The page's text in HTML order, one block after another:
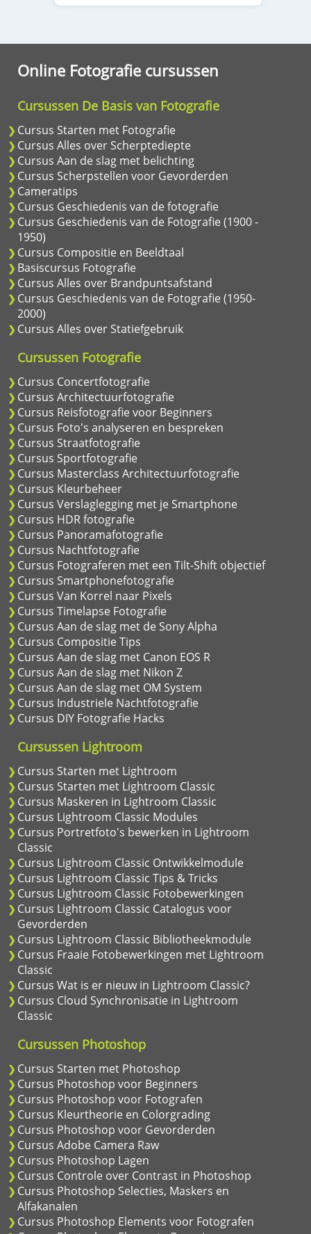
Online Fotografie cursussen
Cursussen De Basis van Fotografie
Cursus Starten met Fotografie
Cursus Alles over Scherptediepte
Cursus Aan de slag met belichting
Cursus Scherpstellen voor Gevorderden
Cameratips
Cursus Geschiedenis van de fotografie
Cursus Geschiedenis van de Fotografie (1900 -
1950)
Cursus Compositie en Beeldtaal
Basiscursus Fotografie
Cursus Alles over Brandpuntsafstand
Cursus Geschiedenis van de Fotografie (1950-
2000)
Cursus Alles over Statiefgebruik
Cursussen Fotografie
Cursus Concertfotografie
Cursus Architectuurfotografie
Cursus Reisfotografie voor Beginners
Cursus Foto's analyseren en bespreken
Cursus Straatfotografie
Cursus Sportfotografie
Cursus Masterclass Architectuurfotografie
Cursus Kleurbeheer
Cursus Verslaglegging met je Smartphone
Cursus HDR fotografie
Cursus Panoramafotografie
Cursus Nachtfotografie
Cursus Fotograferen met een Tilt-Shift objectief
Cursus Smartphonefotografie
Cursus Van Korrel naar Pixels
Cursus Timelapse Fotografie
Cursus Aan de slag met de Sony Alpha
Cursus Compositie Tips
Cursus Aan de slag met Canon EOS R
Cursus Aan de slag met Nikon Z
Cursus Aan de slag met OM System
Cursus Industriele Nachtfotografie
Cursus DIY Fotografie Hacks
Cursussen Lightroom
Cursus Starten met Lightroom
Cursus Starten met Lightroom Classic
Cursus Maskeren in Lightroom Classic
Cursus Lightroom Classic Modules
Cursus Portretfoto's bewerken in Lightroom
Classic
Cursus Lightroom Classic Ontwikkelmodule
Cursus Lightroom Classic Tips & Tricks
Cursus Lightroom Classic Fotobewerkingen
Cursus Lightroom Classic Catalogus voor
Gevorderden
Cursus Lightroom Classic Bibliotheekmodule
Cursus Fraaie Fotobewerkingen met Lightroom
Classic
Cursus Wat is er nieuw in Lightroom Classic?
Cursus Cloud Synchronisatie in Lightroom
Classic
Cursussen Photoshop
Cursus Starten met Photoshop
Cursus Photoshop voor Beginners
Cursus Photoshop voor Fotografen
Cursus Kleurtheorie en Colorgrading
Cursus Photoshop voor Gevorderden
Cursus Adobe Camera Raw
Cursus Photoshop Lagen
Cursus Controle over Contrast in Photoshop
Cursus Photoshop Selecties, Maskers en
Alfakanalen
Cursus Photoshop Elements voor Fotografen